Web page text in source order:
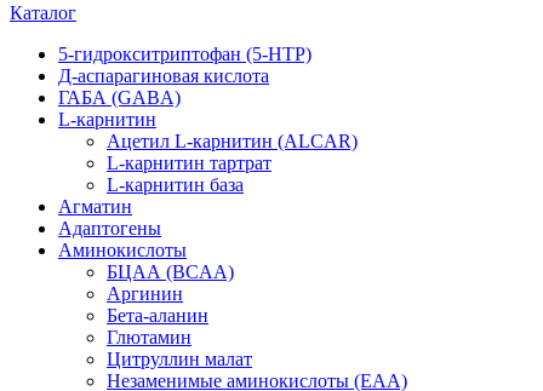
Каталог
5-гидрокситриптофан (5-HTP)
Д-аспарагиновая кислота
ГАБА (GABA)
L-карнитин
Ацетил L-карнитин (ALCAR)
L-карнитин тартрат
L-карнитин база
Агматин
Адаптогены
Аминокислоты
БЦАА (BCAA)
Аргинин
Бета-аланин
Глютамин
Цитруллин малат
Незаменимые аминокислоты (EAA)